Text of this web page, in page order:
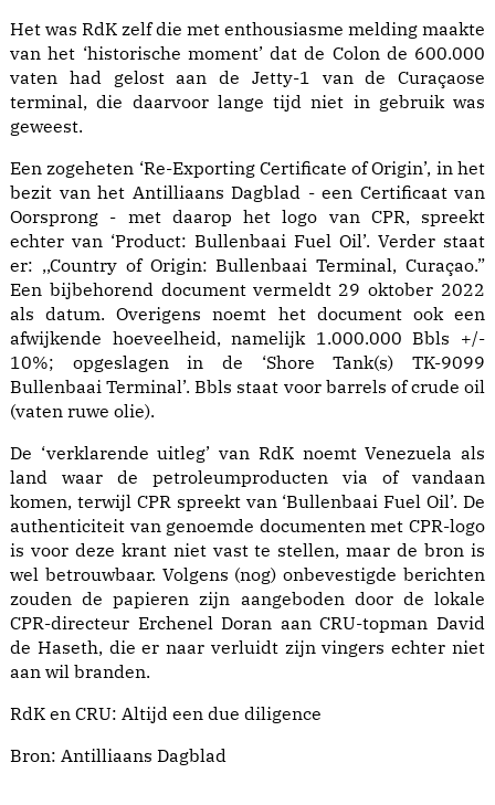
Het was RdK zelf die met enthousiasme melding maakte
van het ‘historische moment’ dat de Colon de 600.000
vaten had gelost aan de Jetty-1 van de Curaçaose
terminal, die daarvoor lange tijd niet in gebruik was
geweest.
Een zogeheten ‘Re-Exporting Certificate of Origin’, in het
bezit van het Antilliaans Dagblad - een Certificaat van
Oorsprong - met daarop het logo van CPR, spreekt
echter van ‘Product: Bullenbaai Fuel Oil’. Verder staat
er: ,,Country of Origin: Bullenbaai Terminal, Curaçao.”
Een bijbehorend document vermeldt 29 oktober 2022
als datum. Overigens noemt het document ook een
afwijkende hoeveelheid, namelijk 1.000.000 Bbls +/-
10%; opgeslagen in de ‘Shore Tank(s) TK-9099
Bullenbaai Terminal’. Bbls staat voor barrels of crude oil
(vaten ruwe olie).
De ‘verklarende uitleg’ van RdK noemt Venezuela als
land waar de petroleumproducten via of vandaan
komen, terwijl CPR spreekt van ‘Bullenbaai Fuel Oil’. De
authenticiteit van genoemde documenten met CPR-logo
is voor deze krant niet vast te stellen, maar de bron is
wel betrouwbaar. Volgens (nog) onbevestigde berichten
zouden de papieren zijn aangeboden door de lokale
CPR-directeur Erchenel Doran aan CRU-topman David
de Haseth, die er naar verluidt zijn vingers echter niet
aan wil branden.
RdK en CRU: Altijd een due diligence
Bron: Antilliaans Dagblad